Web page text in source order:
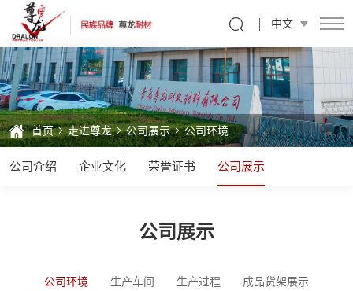
中文
司
环
境
首页 走进尊龙 公司展示 公司环境
公司介绍 企业文化 荣誉证书 公司展示
公司展示
公司环境 生产车间 生产过程 成品货架展示